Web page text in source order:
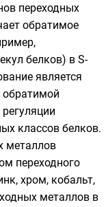
переходных
обратимое
белков) в S-
является
регуляции
классов белков.
металлов
переходного
, хром, кобальт,
металлов в